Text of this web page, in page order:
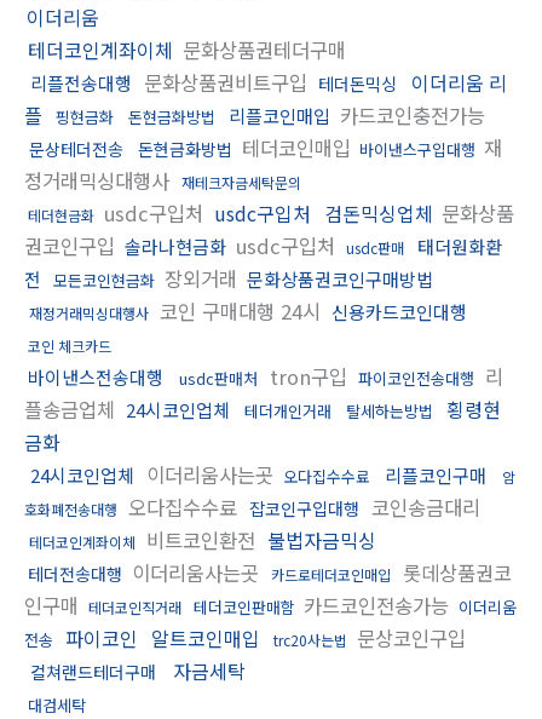
이더리움
테더코인계좌이체 문화상품권테더구매
리플전송대행 문화상품권비트구입 테더돈믹싱
이더리움 리
플
핑현금화 돈현금화방법 리플코인매입 카드코인충전가능
문상테더전송 돈현금화방법 테더코인매입 바이낸스구입대행 재
정거래믹싱대행사 재테크자금세탁문의
테더현금화 usdc구입처 usdc구입처 검돈믹싱업체 문화상품
권코인구입 솔라나현금화 usdc구입처 usdc판매
태더원화환
전
모든코인현금화 장외거래 문화상품권코인구매방법
재정거래믹싱대행사 코인 구매대행 24시 신용카드코인대행
코인 체크카드
바이낸스전송대행 usdc판매처 tron구입 파이코인전송대행 리
플송금업체 24시코인업체 테더개인거래 탈세하는방법
횡령현
금화
24시코인업체 이더리움사는곳 오다집수수료 리플코인구매
암
호화폐전송대행 오다집수수료 잡코인구입대행 코인송금대리
테더코인계좌이체 비트코인환전 불법자금믹싱
테더전송대행 이더리움사는곳 카드로테더코인매입
롯데상품권코
인구매 테더코인직거래 테더코인판매함 카드코인전송가능 이더리움
전송
파이코인 알트코인매입 trc20사는법 문상코인구입
컬쳐랜드테더구매 자금세탁
대검세탁